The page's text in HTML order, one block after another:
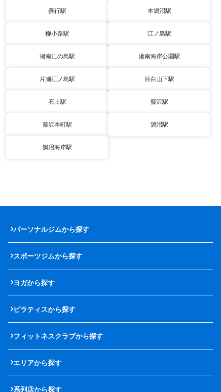
善行駅 本鵠沼駅
柳小路駅 江ノ島駅
湘南江の島駅 湘南海岸公園駅
片瀬江ノ島駅 目白山下駅
石上駅 藤沢駅
藤沢本町駅 鵠沼駅
鵠沼海岸駅
パーソナルジムから探す
スポーツジムから探す
ヨガから探す
ピラティスから探す
フィットネスクラブから探す
エリアから探す
系列店から探す